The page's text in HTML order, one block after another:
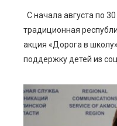
С начала августа по
традиционная
акция «Дорога в
поддержку детей из